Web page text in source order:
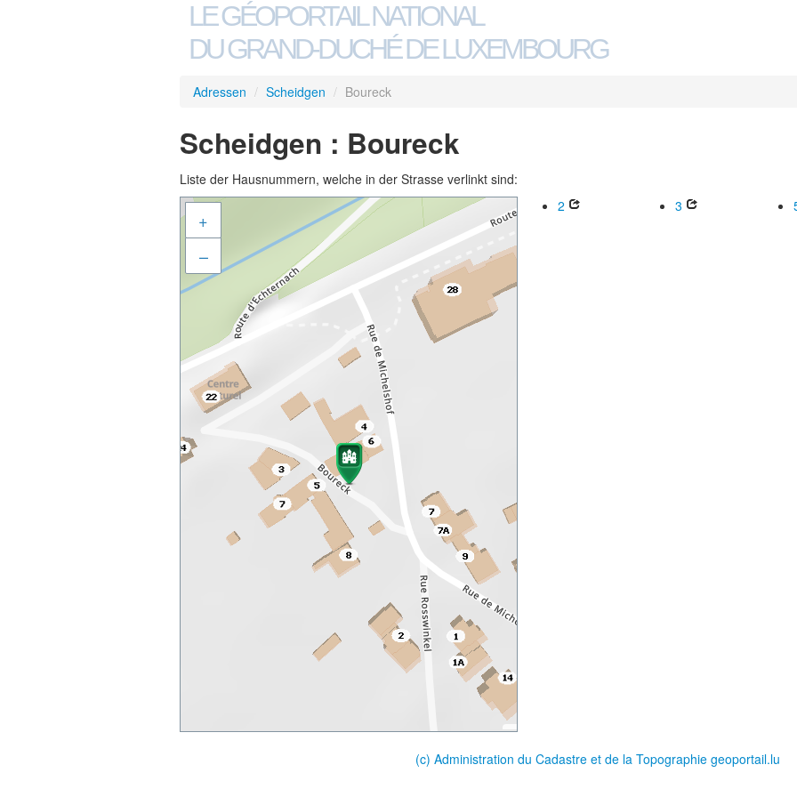
LE GÉOPORTAIL NATIONAL
DU GRAND-DUCHÉ DE LUXEMBOURG
Adressen / Scheidgen / Boureck
Scheidgen : Boureck
Liste der Hausnummern, welche in der Strasse verlinkt sind:
+
–
2 3
(c) Administration du Cadastre et de la Topographie geoportail.lu